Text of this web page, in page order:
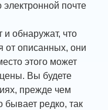
почте
и обнаружат, что
от описанных, они
этого может
цены. Вы будете
прежде чем
бывает редко, так